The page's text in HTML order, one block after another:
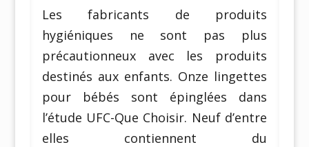
Les fabricants de produits
hygiéniques ne sont pas plus
précautionneux avec les produits
destinés aux enfants. Onze lingettes
pour bébés sont épinglées dans
l’étude UFC-Que Choisir. Neuf d’entre
elles contiennent du